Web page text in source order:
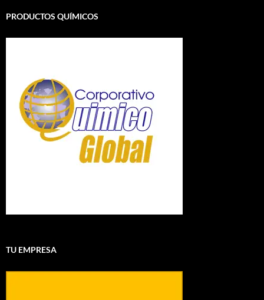
PRODUCTOS QUÍMICOS
TU EMPRESA